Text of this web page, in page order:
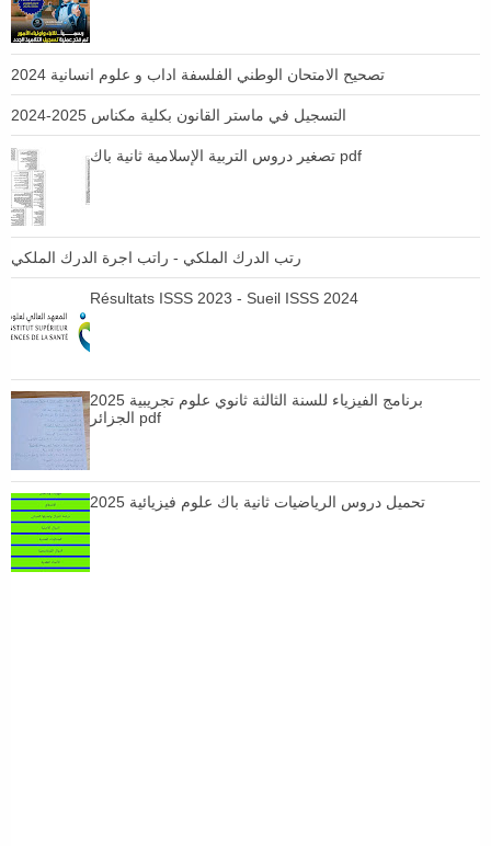
تصحيح الامتحان الوطني الفلسفة اداب و علوم انسانية 2024
التسجيل في ماستر القانون بكلية مكناس 2025-2024
تصغير دروس التربية الإسلامية ثانية باك pdf
رتب الدرك الملكي - راتب اجرة الدرك الملكي
Résultats ISSS 2023 - Sueil ISSS 2024
برنامج الفيزياء للسنة الثالثة ثانوي علوم تجريبية 2025
الجزائر pdf
تحميل دروس الرياضيات ثانية باك علوم فيزيائية 2025